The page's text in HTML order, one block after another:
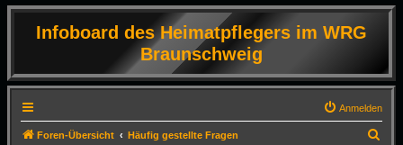
Infoboard des Heimatpflegers im WRG
Braunschweig
Anmelden
Foren-Übersicht Häufig gestellte Fragen